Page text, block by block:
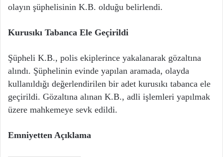
olayın şüphelisinin K.B. olduğu belirlendi.
Kurusıkı Tabanca Ele Geçirildi
Şüpheli K.B., polis ekiplerince yakalanarak gözaltına
alındı. Şüphelinin evinde yapılan aramada, olayda
kullanıldığı değerlendirilen bir adet kurusıkı tabanca ele
geçirildi. Gözaltına alınan K.B., adli işlemleri yapılmak
üzere mahkemeye sevk edildi.
Emniyetten Açıklama